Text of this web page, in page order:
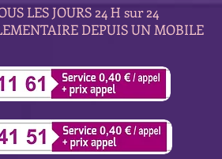
LES JOURS 24 H sur 24
DEPUIS UN MOBILE